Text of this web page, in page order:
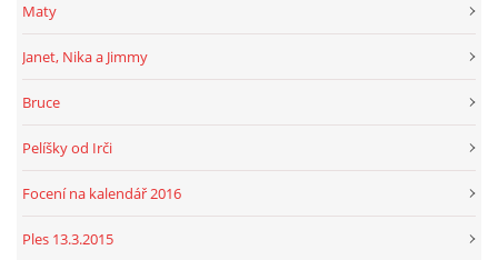
Maty
Janet, Nika a Jimmy
Bruce
Pelíšky od Irči
Focení na kalendář 2016
Ples 13.3.2015